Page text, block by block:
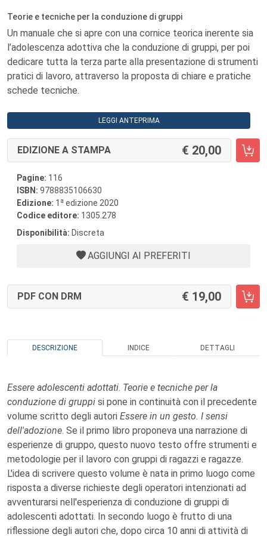
Teorie e tecniche per la conduzione di gruppi
Un manuale che si apre con una cornice teorica inerente sia
l’adolescenza adottiva che la conduzione di gruppi, per poi
dedicare tutta la terza parte alla presentazione di strumenti
pratici di lavoro, attraverso la proposta di chiare e pratiche
schede tecniche.
LEGGI ANTEPRIMA
EDIZIONE A STAMPA 20,00
Pagine: 116
ISBN: 9788835106630
Edizione: 1 a edizione 2020
Codice editore: 1305.278
Disponibilità: Discreta
AGGIUNGI AI PREFERITI
PDF CON DRM 19,00
DESCRIZIONE INDICE DETTAGLI
Essere adolescenti adottati. Teorie e tecniche per la
conduzione di gruppi si pone in continuità con il precedente
volume scritto degli autori Essere in un gesto. I sensi
dell'adozione. Se il primo libro proponeva una narrazione di
esperienze di gruppo, questo nuovo testo offre strumenti e
metodologie per il lavoro con gruppi di ragazzi e ragazze.
L'idea di scrivere questo volume è nata in primo luogo come
risposta a diverse richieste degli operatori intenzionati ad
avventurarsi nell'esperienza di conduzione di gruppi di
adolescenti adottati. In secondo luogo è frutto di una
riflessione degli autori che, dopo circa 10 anni di attività di